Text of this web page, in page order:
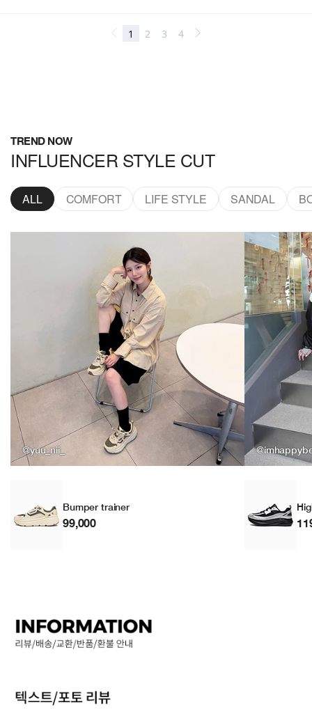
TREND NOW
INFLUENCER STYLE CUT
ALL COMFORT LIFE STYLE SANDAL
@yuu_nii_
Bumper trainer
99,000